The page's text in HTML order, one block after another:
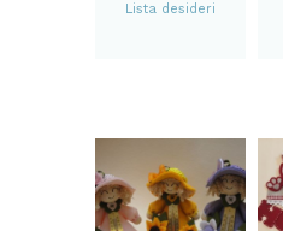
Lista desideri